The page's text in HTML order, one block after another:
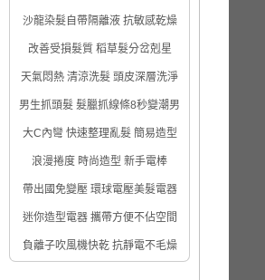
沙龍染髮自帶隔離液 抗敏感乾燥
改善受損髮質 稻草髮分岔剋星
天氣悶熱 清涼洗髮 頭皮深層洗淨
男生抓頭髮 髮臘抓線條8秒變潮男
大C內彎 快速整理亂髮 簡易造型
浪漫捲度 時尚造型 新手電棒
帶出國免變壓 環球電壓美髮電器
迷你造型電器 攜帶方便不佔空間
負離子吹風機快乾 抗靜電不毛燥